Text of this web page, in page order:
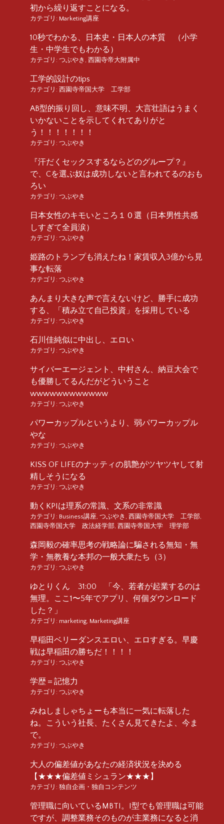
初から繰り返すことになる。
カテゴリ: Marketing講座
10秒でわかる、日本史・日本人の本質 （小学
生・中学生でもわかる）
カテゴリ: つぶやき , 西園寺帝大附属中
工学的設計のtips
カテゴリ: 西園寺帝国大学 工学部
AB型的振り回し、意味不明、大言壮語はうまく
いかないことを示してくれてありがと
う！！！！！！！
カテゴリ: つぶやき
『汗だくセックスするならどのグループ？』
で、Cを選ぶ奴は成功しないと言われてるのおも
ろい
カテゴリ: つぶやき
日本女性のキモいところ１０選（日本男性共感
しすぎて全員涙）
カテゴリ: つぶやき
姫路のトランプも消えたね！家賃収入3億から見
事な転落
カテゴリ: つぶやき
あんまり大きな声で言えないけど、勝手に成功
する、「積み立て自己投資」を採用している
カテゴリ: つぶやき
石川佳純似に中出し、エロい
カテゴリ: つぶやき
サイバーエージェント、中村さん、納豆大会で
も優勝してるんだがどういうこと
wwwwwwwwwwww
カテゴリ: つぶやき
パワーカップルというより、弱パワーカップル
やな
カテゴリ: つぶやき
KISS OF LIFEのナッティの肌艶がツヤツヤして射
精しそうになる
カテゴリ: つぶやき
動くKPIは理系の常識、文系の非常識
カテゴリ: Business講座, つぶやき , 西園寺帝国大学 工学部,
西園寺帝国大学 政法経学部, 西園寺帝国大学 理学部
森岡毅の確率思考の戦略論に騙される無知・無
学・無教養な本邦の一般大衆たち（3）
カテゴリ: つぶやき
ゆとりくん 31:00 「今、若者が起業するのは
無理。ここ1〜5年でアプリ、何個ダウンロード
した？」
カテゴリ: marketing, Marketing講座
早稲田ベリーダンスエロい、エロすぎる。早慶
戦は早稲田の勝ちだ！！！！
カテゴリ: つぶやき
学歴＝記憶力
カテゴリ: つぶやき
みねしましゃちょーも本当に一気に転落した
ね。こういう社長、たくさん見てきたよ、今ま
で。
カテゴリ: つぶやき
大人の偏差値があなたの経済状況を決める
【★★★偏差値ミシュラン★★★】
カテゴリ: 独自企画・独自コンテンツ
管理職に向いているMBTI。I型でも管理職は可能
ですが、調整業務そのものが主業務になると消